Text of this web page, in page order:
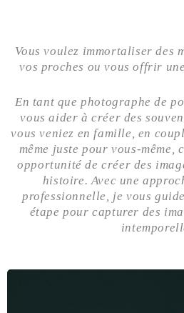
Vous voulez immortaliser des
vos proches ou vous offrir
En tant que photographe de
vous aider à créer des
vous veniez en famille, en
même juste pour vous-même,
opportunité de créer des
histoire. Avec une
professionnelle, je vous
étape pour capturer des